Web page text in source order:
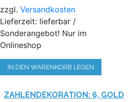
zzgl.Versandkosten
Lieferzeit: lieferbar /
Sonderangebot! Nur im
Onlineshop
IN DEN WARENKORB LEGEN
ZAHLENDEKORATION: 6, GOLD